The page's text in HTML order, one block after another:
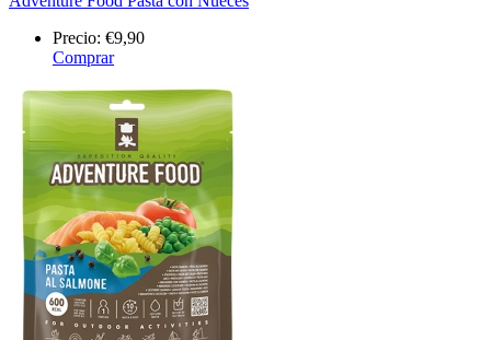
Precio: €9,90
Comprar